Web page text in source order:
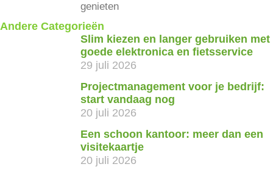
genieten
Andere Categorieën
Slim kiezen en langer gebruiken met
goede elektronica en fietsservice
29 juli 2026
Projectmanagement voor je bedrijf:
start vandaag nog
20 juli 2026
Een schoon kantoor: meer dan een
visitekaartje
20 juli 2026